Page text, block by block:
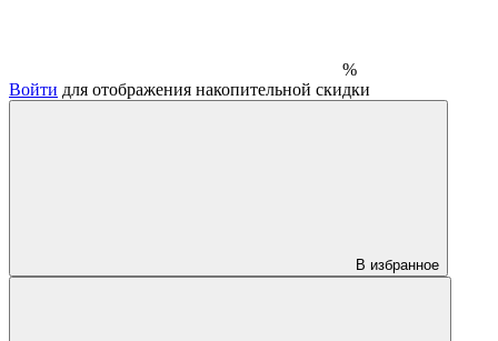
%
Войти для отображения накопительной скидки
В избранное